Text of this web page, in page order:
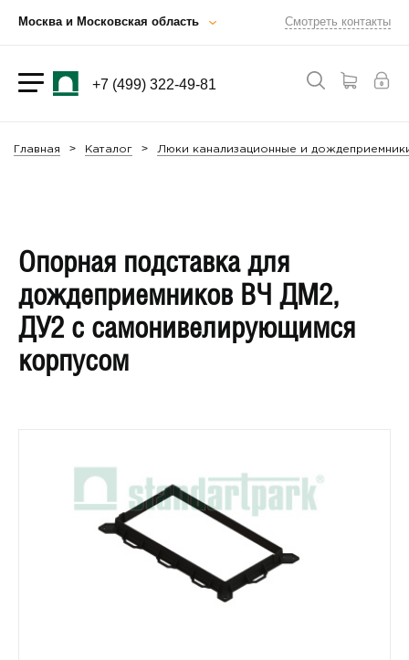
Москва и Московская область Смотреть контакты
+7 (499) 322-49-81
Главная Каталог Люки канализационные и
Опорная подставка для
дождеприемников ВЧ ДМ2,
ДУ2 с самонивелирующимся
корпусом